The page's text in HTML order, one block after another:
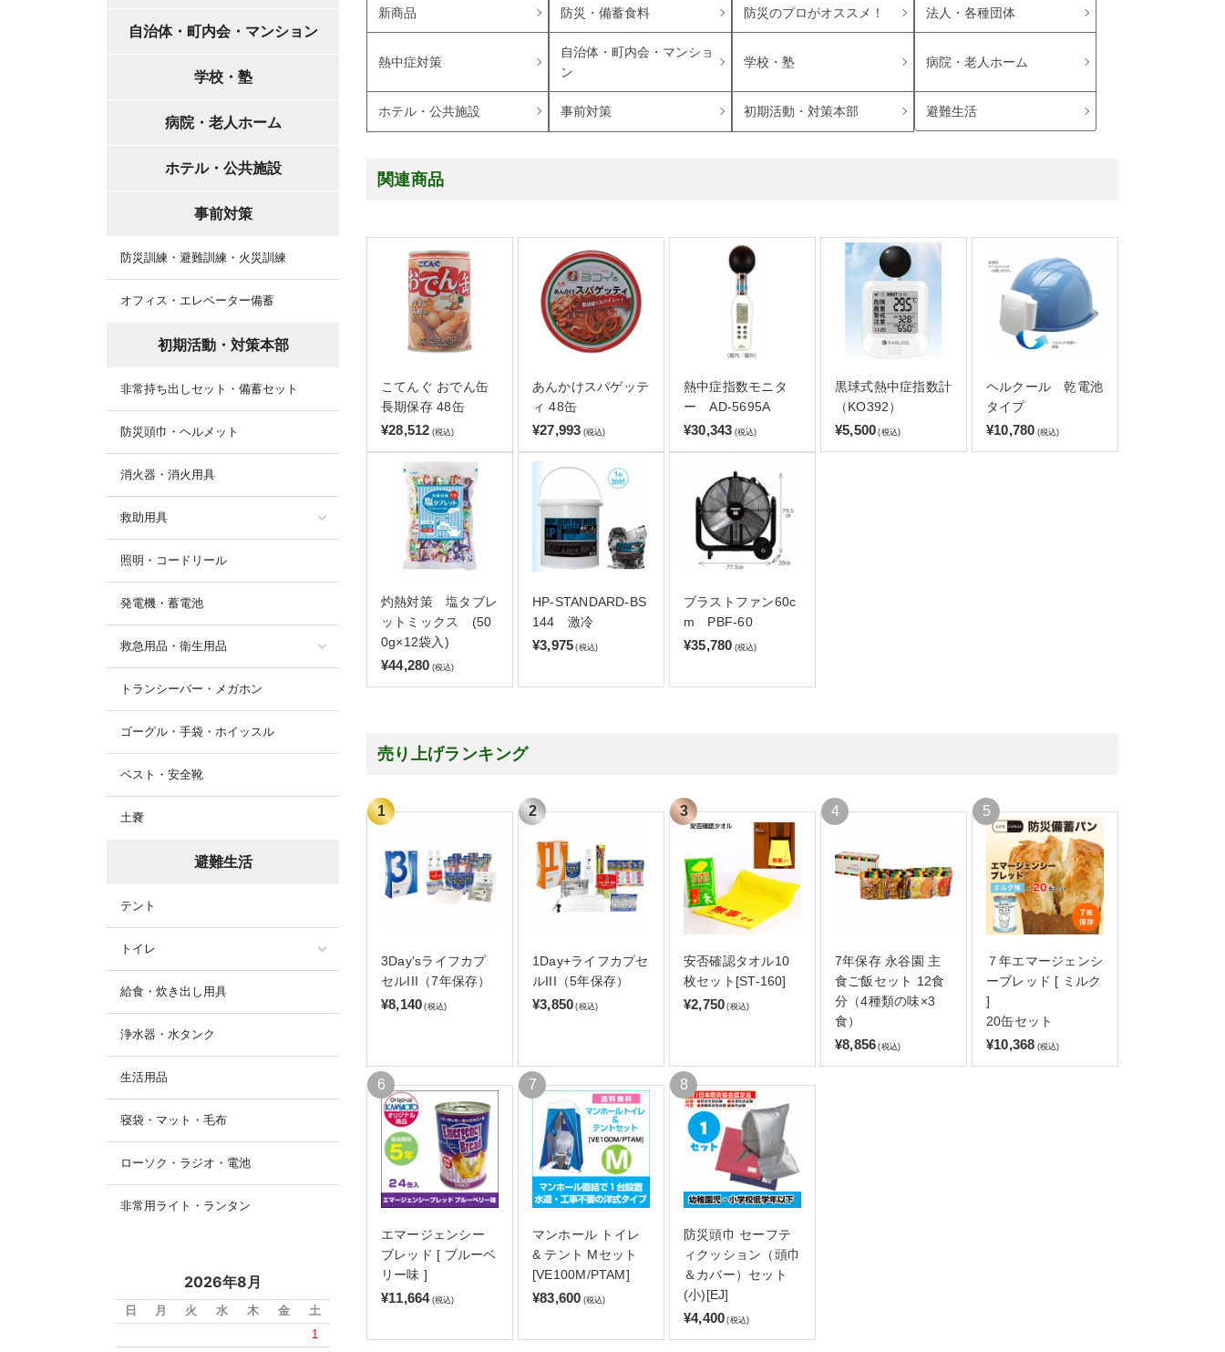
新商品 防災・備蓄食料 防災のプロがオススメ！ 法人・各種団体
熱中症対策
自治体・町内会・マンショ
ン
学校・塾 病院・老人ホーム
ホテル・公共施設 事前対策 初期活動・対策本部 避難生活
関連商品
こてんぐ おでん缶
長期保存 48缶
¥28,512 (税込)
あんかけスパゲッテ
ィ 48缶
¥27,993 (税込)
熱中症指数モニタ
ー AD-5695A
¥30,343 (税込)
黒球式熱中症指数計
（KO392）
¥5,500 (税込)
ヘルクール 乾電池
タイプ
¥10,780 (税込)
灼熱対策 塩タブレ
ットミックス (50
0g×12袋入)
¥44,280 (税込)
HP-STANDARD-BS
144 激冷
¥3,975 (税込)
ブラストファン60c
m PBF-60
¥35,780 (税込)
売り上げランキング
3Day'sライフカプ
セルIII（7年保存）
¥8,140 (税込)
1Day+ライフカプセ
ルIII（5年保存）
¥3,850 (税込)
安否確認タオル10
枚セット[ST-160]
¥2,750 (税込)
7年保存 永谷園 主
食ご飯セット 12食
分（4種類の味×3
食）
¥8,856 (税込)
７年エマージェンシ
ーブレッド [ ミルク
]
20缶セット
¥10,368 (税込)
エマージェンシー
ブレッド [ ブルーベ
リー味 ]
¥11,664 (税込)
マンホール トイレ
& テント Mセット
[VE100M/PTAM]
¥83,600 (税込)
防災頭巾 セーフテ
ィクッション（頭巾
＆カバー）セット
(小)[EJ]
¥4,400 (税込)
自治体・町内会・マンション
学校・塾
病院・老人ホーム
ホテル・公共施設
事前対策
防災訓練・避難訓練・火災訓練
オフィス・エレベーター備蓄
初期活動・対策本部
非常持ち出しセット・備蓄セット
防災頭巾・ヘルメット
消火器・消火用具
救助用具
照明・コードリール
発電機・蓄電池
救急用品・衛生用品
トランシーバー・メガホン
ゴーグル・手袋・ホイッスル
ベスト・安全靴
土嚢
避難生活
テント
トイレ
給食・炊き出し用具
浄水器・水タンク
生活用品
寝袋・マット・毛布
ローソク・ラジオ・電池
非常用ライト・ランタン
2026年8月
日 月 火 水 木 金
土
1